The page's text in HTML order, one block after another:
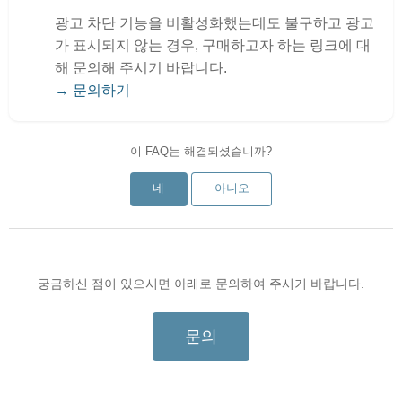
광고 차단 기능을 비활성화했는데도 불구하고 광고
가 표시되지 않는 경우, 구매하고자 하는 링크에 대
해 문의해 주시기 바랍니다.
→ 문의하기
이 FAQ는 해결되셨습니까?
네 아니오
궁금하신 점이 있으시면 아래로 문의하여 주시기 바랍니다.
문의